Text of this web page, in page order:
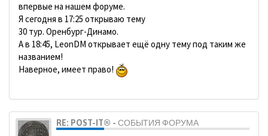
впервые на нашем форуме.
Я сегодня в 17:25 открываю тему
30 тур. Оренбург-Динамо.
А в 18:45, LeonDM открывает ещё одну тему под таким же
названием!
Наверное, имеет право!
RE: POST-IT® - СОБЫТИЯ ФОРУМА